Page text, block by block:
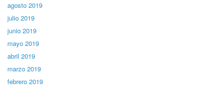
agosto 2019
julio 2019
junio 2019
mayo 2019
abril 2019
marzo 2019
febrero 2019